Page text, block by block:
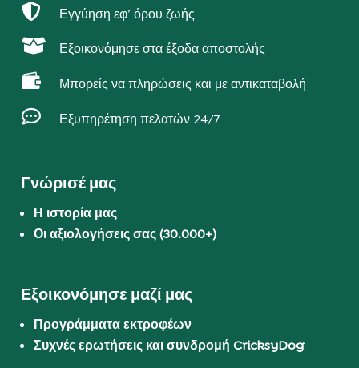
 Εγγύηση εφ’ όρου ζωής
 Εξοικονόμησε στα έξοδα αποστολής
 Μπορείς να πληρώσεις και με αντικαταβολή
 Εξυπηρέτηση πελατών 24/7
Γνώρισέ μας
Η ιστορία μας
Οι αξιολογήσεις σας (30.000+)
Εξοικονόμησε μαζί μας
Προγράμματα εκτροφέων
Συχνές ερωτήσεις και συνδρομή CricksyDog